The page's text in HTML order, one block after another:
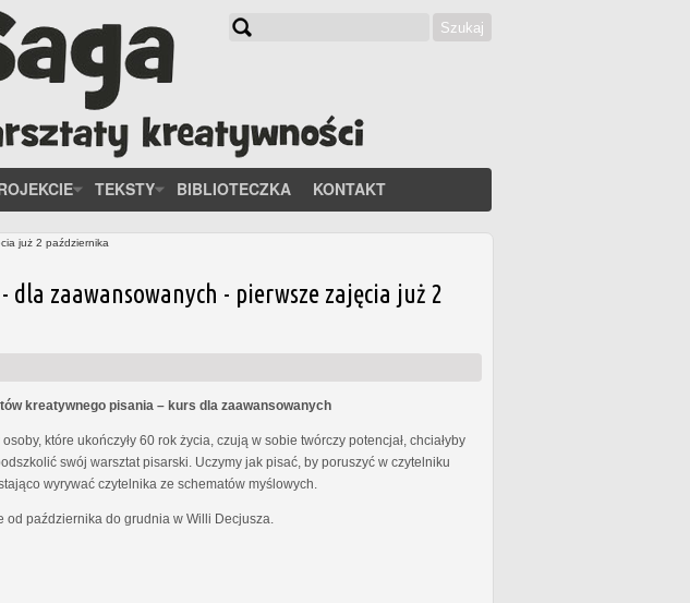
Szukaj
TEKSTY BIBLIOTECZKA KONTAKT
już 2 października
zaawansowanych - pierwsze zajęcia już 2
kreatywnego pisania – kurs dla zaawansowanych
które ukończyły 60 rok życia, czują w sobie twórczy potencjał, chciałyby
swój warsztat pisarski. Uczymy jak pisać, by poruszyć w czytelniku
wyrywać czytelnika ze schematów myślowych.
października do grudnia w Willi Decjusza.